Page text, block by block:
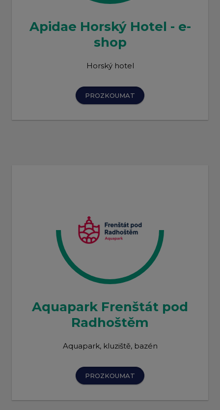
Apidae Horský Hotel - e-
shop
Horský hotel
PROZKOUMAT
Aquapark Frenštát pod
Radhoštěm
Aquapark, kluziště, bazén
PROZKOUMAT